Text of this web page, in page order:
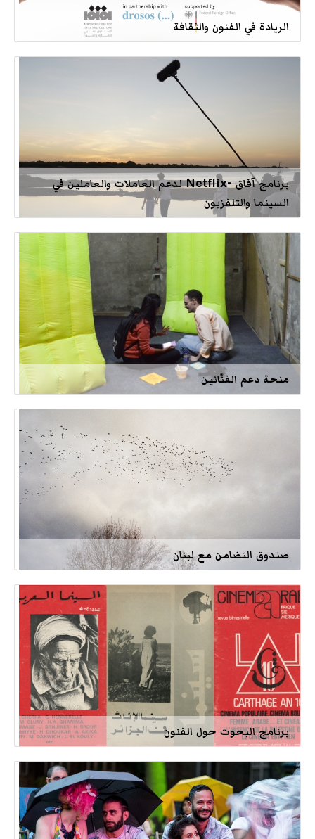
الريادة في الفنون والثقافة
برنامج آفاق -Netflix لدعم العاملات والعاملين في
السينما والتلفزيون
منحة دعم الفنّانين
صندوق التضامن مع لبنان
برنامج البحوث حول الفنون